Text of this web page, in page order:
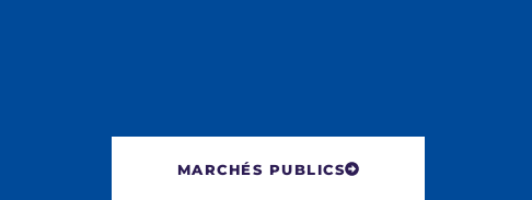
MARCHÉS PUBLICS